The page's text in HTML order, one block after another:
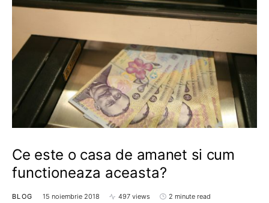
Ce este o casa de amanet si cum
functioneaza aceasta?
BLOG 15 noiembrie 2018 497 views 2 minute read